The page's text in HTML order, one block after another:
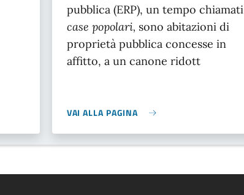
pubblica (ERP), un tempo chiamati
case popolari, sono abitazioni di
proprietà pubblica concesse in
affitto, a un canone ridott
VAI ALLA PAGINA